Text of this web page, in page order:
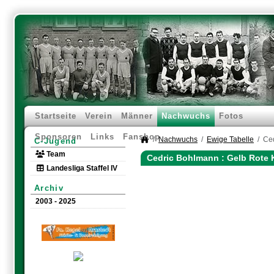
Startseite Verein Männer Nachwuchs Fotos
Sponsoren Links Fanshop
C-Jugend
Team
Landesliga Staffel IV
Archiv
2003 - 2025
Nachwuchs Ewige Tabelle
Cedric Bohlmann : Gelb Rote